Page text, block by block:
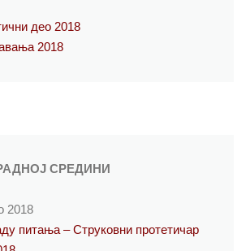
део 2018
2018
СРЕДИНИ
2018
питања – Струковни протетичар